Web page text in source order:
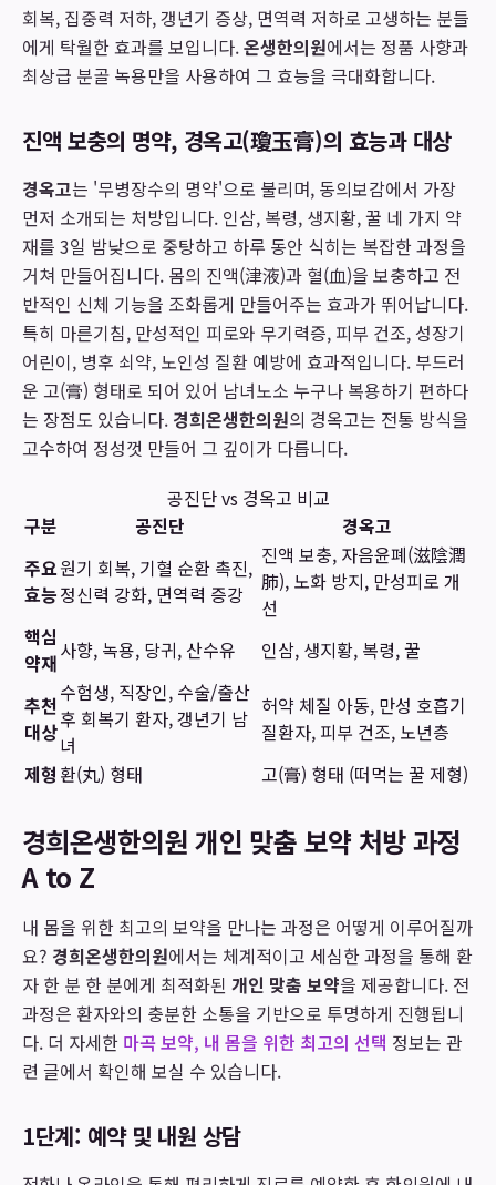
회복, 집중력 저하, 갱년기 증상, 면역력 저하로 고생하는 분들
에게 탁월한 효과를 보입니다.온생한의원에서는 정품 사향과
최상급 분골 녹용만을 사용하여 그 효능을 극대화합니다.
진액 보충의 명약, 경옥고(瓊玉膏)의 효능과 대상
경옥고는 '무병장수의 명약'으로 불리며, 동의보감에서 가장
먼저 소개되는 처방입니다. 인삼, 복령, 생지황, 꿀 네 가지 약
재를 3일 밤낮으로 중탕하고 하루 동안 식히는 복잡한 과정을
거쳐 만들어집니다. 몸의 진액(津液)과 혈(血)을 보충하고 전
반적인 신체 기능을 조화롭게 만들어주는 효과가 뛰어납니다.
특히 마른기침, 만성적인 피로와 무기력증, 피부 건조, 성장기
어린이, 병후 쇠약, 노인성 질환 예방에 효과적입니다. 부드러
운 고(膏) 형태로 되어 있어 남녀노소 누구나 복용하기 편하다
는 장점도 있습니다. 경희온생한의원의 경옥고는 전통 방식을
고수하여 정성껏 만들어 그 깊이가 다릅니다.
공진단 vs 경옥고 비교
구분
공진단
경옥고
주요
효능
원기 회복, 기혈 순환 촉진,
정신력 강화, 면역력 증강
진액 보충, 자음윤폐(滋陰潤
肺), 노화 방지, 만성피로 개
선
핵심
약재사향, 녹용, 당귀, 산수유 인삼, 생지황, 복령, 꿀
추천
대상
수험생, 직장인, 수술/출산
후 회복기 환자, 갱년기 남
녀
허약 체질 아동, 만성 호흡기
질환자, 피부 건조, 노년층
제형 환(丸) 형태 고(膏) 형태 (떠먹는 꿀 제형)
경희온생한의원 개인 맞춤 보약 처방 과정
A to Z
내 몸을 위한 최고의 보약을 만나는 과정은 어떻게 이루어질까
요? 경희온생한의원에서는 체계적이고 세심한 과정을 통해 환
자 한 분 한 분에게 최적화된 개인 맞춤 보약을 제공합니다. 전
과정은 환자와의 충분한 소통을 기반으로 투명하게 진행됩니
다. 더 자세한 마곡 보약, 내 몸을 위한 최고의 선택 정보는 관
련 글에서 확인해 보실 수 있습니다.
1단계: 예약 및 내원 상담